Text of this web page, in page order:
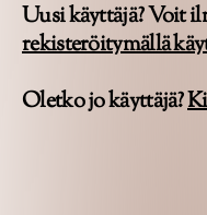
Uusi käyttäjä? Voit
rekisteröitymällä
Oletko jo käyttäjä?